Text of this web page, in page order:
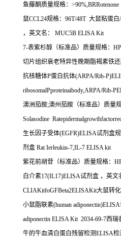
鱼藤酮质量规格： >90%,BRRotenone
鼠CCL24规格： 96T/48T 大鼠粘蛋白/
，英文名：
MUC5B ELISA Kit
7-表紫杉醇（标准品）质量规格：
切片组织衰老特异性晚期脂褐素铁
抗核糖体P蛋白抗体(ARPA/Rib-
ribosomalPproteinaibody,ARPA/Rib-
澳洲茄胺;澳州茄胺（标准品）质量规
Solasodine
生长因子受体(EGFR)ELISA试剂盒规
剂盒 Rat Ierleukin-7,IL-7 ELISA kit
紫花前胡苷（标准品）质量规格：
白介素17(IL17)ELISA试剂盒 ，英文
CLIAKitfoGFBeta2ELISAKit大鼠转
小鼠脂联素(human adiponectin)ELISA
adiponectin ELISA Kit 2034-69-7西瑞
牛的牛血清白蛋白残留检测ELISA检